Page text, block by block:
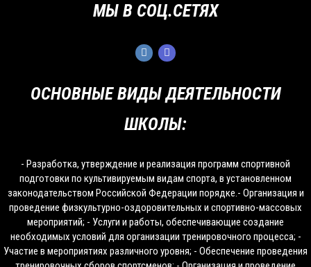
ОСНОВНЫЕ ВИДЫ ДЕЯТЕЛЬНОСТИ
ШКОЛЫ:
- Разработка, утверждение и реализация программ спортивной
подготовки по культивируемым видам спорта, в установленном
законодательством Российской Федерации порядке.- Организация и
проведение физкультурно-оздоровительных и спортивно-массовых
мероприятий; - Услуги и работы, обеспечивающие создание
необходимых условий для организации тренировочного процесса; -
Участие в мероприятиях различного уровня; - Обеспечение проведения
МЫ В СОЦ.СЕТЯХ